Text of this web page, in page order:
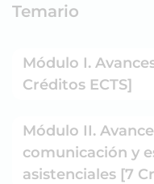
Temario
Módulo I.
Créditos ECTS]
Módulo II.
comunicación y
asistenciales [7